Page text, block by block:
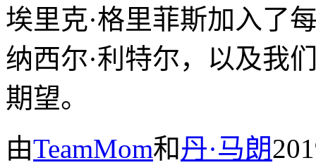
埃里克·格里菲斯加入了
纳西尔·利特尔，以及我
期望。
由TeamMom和丹·马朗